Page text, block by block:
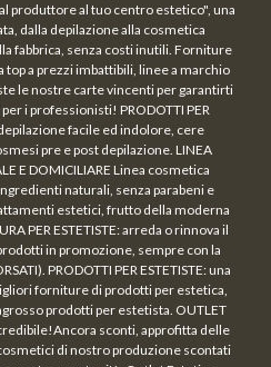
produttore al tuo centro estetico", una
dalla depilazione alla cosmetica
fabbrica, senza costi inutili. Forniture
a prezzi imbattibili, linee a marchio
le nostre carte vincenti per garantirti
i professionisti! PRODOTTI PER
facile ed indolore, cere
pre e post depilazione. LINEA
E DOMICILIARE Linea cosmetica
naturali, senza parabeni e
estetici, frutto della moderna
PER ESTETISTE: arreda o rinnova il
in promozione, sempre con la
PRODOTTI PER ESTETISTE: una
forniture di prodotti per estetica,
prodotti per estetista. OUTLET
sconti, approfitta delle
di nostro produzione scontati